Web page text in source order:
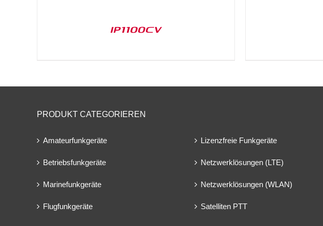
IP1100CV
PRODUKT CATEGORIEREN
Amateurfunkgeräte
Betriebsfunkgeräte
Marinefunkgeräte
Flugfunkgeräte
Lizenzfreie Funkgeräte
Netzwerklösungen (LTE)
Netzwerklösungen (WLAN)
Satelliten PTT